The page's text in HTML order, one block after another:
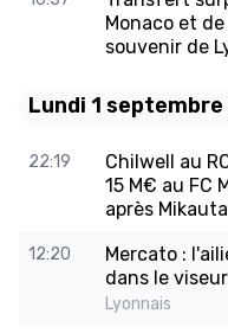
Monaco et
souvenir de
Lundi 1
22:19
Chilwell au
15 M€ au FC
après
12:20
Mercato :
dans le
Lyonnais